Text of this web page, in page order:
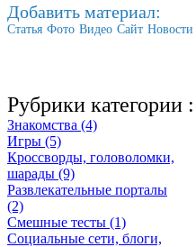
Добавить материал:
Статья Фото Видео Сайт Новости
Рубрики категории :
Знакомства (4)
Игры (5)
Кроссворды, головоломки,
шарады (9)
Развлекательные порталы
(2)
Смешные тесты (1)
Социальные сети, блоги,